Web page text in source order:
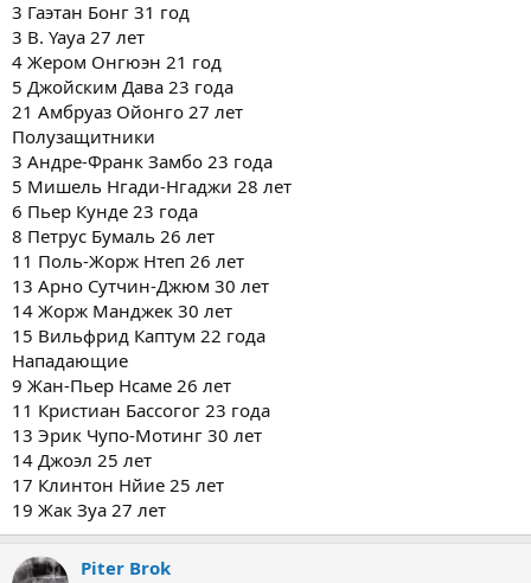
3 Гаэтан Бонг 31 год
3 B. Yaya 27 лет
4 Жером Онгюэн 21 год
5 Джойским Дава 23 года
21 Амбруаз Ойонго 27 лет
Полузащитники
3 Андре-Франк Замбо 23 года
5 Мишель Нгади-Нгаджи 28 лет
6 Пьер Кунде 23 года
8 Петрус Бумаль 26 лет
11 Поль-Жорж Нтеп 26 лет
13 Арно Сутчин-Джюм 30 лет
14 Жорж Манджек 30 лет
15 Вильфрид Каптум 22 года
Нападающие
9 Жан-Пьер Нсаме 26 лет
11 Кристиан Бассогог 23 года
13 Эрик Чупо-Мотинг 30 лет
14 Джоэл 25 лет
17 Клинтон Нйие 25 лет
19 Жак Зуа 27 лет
Piter Brok